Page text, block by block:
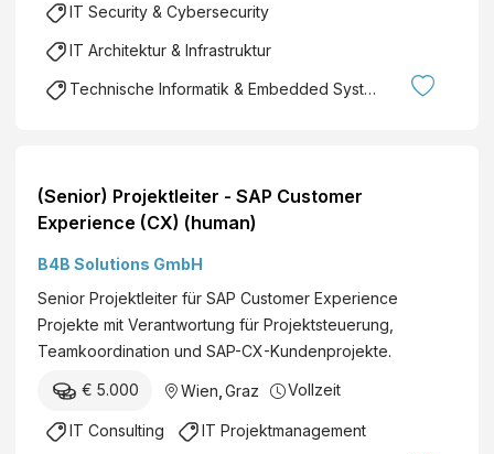
IT Security & Cybersecurity
IT Architektur & Infrastruktur
Technische Informatik & Embedded Systems
(Senior) Projektleiter - SAP Customer
Experience (CX) (human)
B4B Solutions GmbH
Senior Projektleiter für SAP Customer Experience
Projekte mit Verantwortung für Projektsteuerung,
Teamkoordination und SAP-CX-Kundenprojekte.
€ 5.000 Wien Graz Vollzeit
IT Consulting IT Projektmanagement